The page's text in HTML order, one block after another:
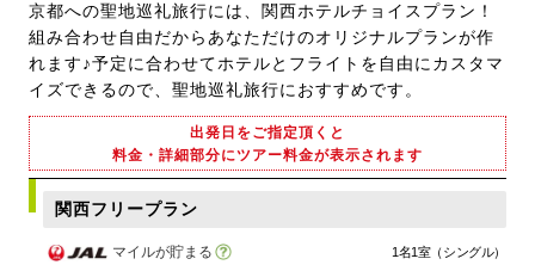
京都への聖地巡礼旅行には、関西ホテルチョイスプラン！
組み合わせ自由だからあなただけのオリジナルプランが作
れます♪予定に合わせてホテルとフライトを自由にカスタマ
イズできるので、聖地巡礼旅行におすすめです。
出発日をご指定頂くと
料金・詳細部分にツアー料金が表示されます
関西フリープラン
マイルが貯まる 1名1室（シングル）